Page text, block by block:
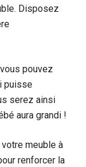
Disposez
pouvez
puisse
serez ainsi
aura grandi !
meuble à
renforcer la